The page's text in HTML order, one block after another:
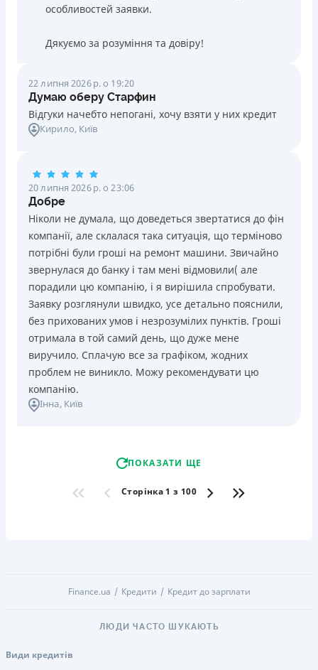
особливостей заявки.
Дякуємо за розуміння та довіру!
22 липня 2026 р. о 19:20
Думаю оберу Старфин
Відгуки начебто непогані, хочу взяти у них кредит
Кирило, Київ
20 липня 2026 р. о 23:06
Добре
Ніколи не думала, що доведеться звертатися до фін
компанії, але склалася така ситуація, що терміново
потрібні були гроші на ремонт машини. Звичайно
звернулася до банку і там мені відмовили( але
порадили цю компанію, і я вирішила спробувати.
Заявку розглянули швидко, усе детально пояснили,
без прихованих умов і незрозумілих пунктів. Гроші
отримала в той самий день, що дуже мене
виручило. Сплачую все за графіком, жодних
проблем не виникло. Можу рекомендувати цю
компанію.
Інна, Київ
ПОКАЗАТИ ЩЕ
Сторінка 1 з 100
Finance.ua Кредити Кредит до зарплати
ЛЮДИ ЧАСТО ШУКАЮТЬ
Види кредитів